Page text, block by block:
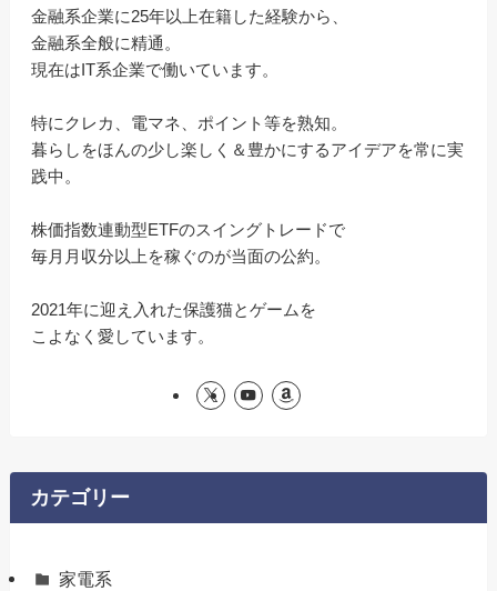
金融系企業に25年以上在籍した経験から、
金融系全般に精通。
現在はIT系企業で働いています。
特にクレカ、電マネ、ポイント等を熟知。
暮らしをほんの少し楽しく＆豊かにするアイデアを常に実
践中。
株価指数連動型ETFのスイングトレードで
毎月月収分以上を稼ぐのが当面の公約。
2021年に迎え入れた保護猫とゲームを
こよなく愛しています。
カテゴリー
家電系